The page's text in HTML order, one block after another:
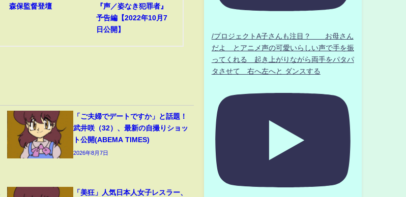
森保監督登壇
『声／姿なき犯罪者』
予告編【2022年10月7
日公開】
「ご夫婦でデートですか」と話題！
武井咲（32）、最新の自撮りショッ
ト公開(ABEMA TIMES)
2026年8月7日
「美狂」人気日本人女子レスラー、
/プロジェクトA子さんも注目？ お母さん
だよ とアニメ声の可愛いらしい声で手を振
ってくれる 起き上がりながら両手をパタパ
タさせて 右へ左へと ダンスする